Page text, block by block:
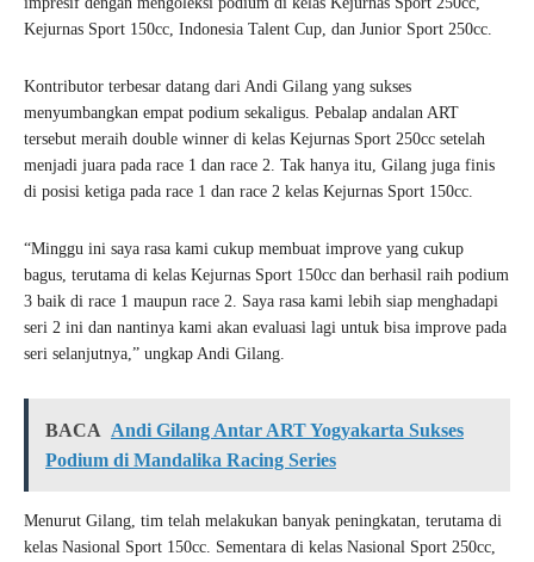
Kejurnas Sport 150cc, Indonesia Talent Cup, dan Junior Sport 250cc.
Kontributor terbesar datang dari Andi Gilang yang sukses
menyumbangkan empat podium sekaligus. Pebalap andalan ART
tersebut meraih double winner di kelas Kejurnas Sport 250cc setelah
menjadi juara pada race 1 dan race 2. Tak hanya itu, Gilang juga finis
di posisi ketiga pada race 1 dan race 2 kelas Kejurnas Sport 150cc.
“Minggu ini saya rasa kami cukup membuat improve yang cukup
bagus, terutama di kelas Kejurnas Sport 150cc dan berhasil raih podium
3 baik di race 1 maupun race 2. Saya rasa kami lebih siap menghadapi
seri 2 ini dan nantinya kami akan evaluasi lagi untuk bisa improve pada
seri selanjutnya,” ungkap Andi Gilang.
BACA Andi Gilang Antar ART Yogyakarta Sukses
Podium di Mandalika Racing Series
Menurut Gilang, tim telah melakukan banyak peningkatan, terutama di
kelas Nasional Sport 150cc. Sementara di kelas Nasional Sport 250cc,